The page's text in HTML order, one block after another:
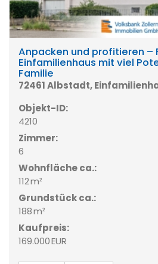
Anpacken und profitieren –
Einfamilienhaus mit viel
Familie
72461 Albstadt,
Objekt-ID:
4210
Zimmer:
6
Wohnfläche ca.:
112 m²
Grund­stück ca.:
188 m²
Kaufpreis:
169.000 EUR